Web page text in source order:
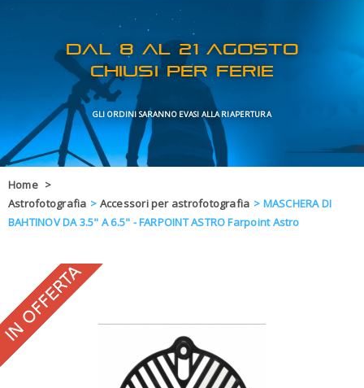
PRODOTTI
LEARN & FUN
MARCHI
OFFERTE
BLOG
ENTI E PA
CONTATTI
DAL 8 AL 21
GLI ORDINI SARANNO EVASI
Home >
Astrofotografia > Accessori per astrofotografia > MASCHERA DI
BAHTINOV DA 3.5" A 6.5" - FARPOINT ASTRO Farpoint Astro